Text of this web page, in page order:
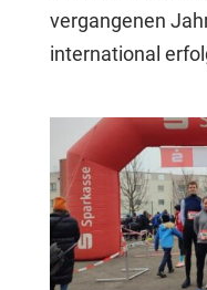
vergangenen
international